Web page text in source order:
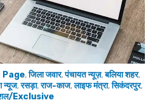
,जिला जवार,पंचायत न्यूज़,बलिया शहर,
न्यूज,रसड़ा,राज-काज,लाइफ मंत्रा,सिकंदरपुर,
Exclusive